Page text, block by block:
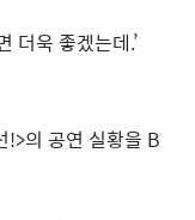
더욱 좋겠는데.’
!>의 공연 실황을 B